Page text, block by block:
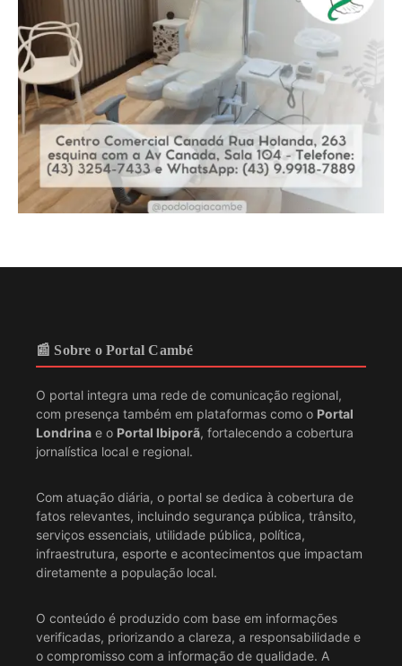
📰 Sobre o Portal Cambé
O portal integra uma rede de comunicação regional,
com presença também em plataformas como o Portal
Londrina e o Portal Ibiporã, fortalecendo a cobertura
jornalística local e regional.
Com atuação diária, o portal se dedica à cobertura de
fatos relevantes, incluindo segurança pública, trânsito,
serviços essenciais, utilidade pública, política,
infraestrutura, esporte e acontecimentos que impactam
diretamente a população local.
O conteúdo é produzido com base em informações
verificadas, priorizando a clareza, a responsabilidade e
o compromisso com a informação de qualidade. A